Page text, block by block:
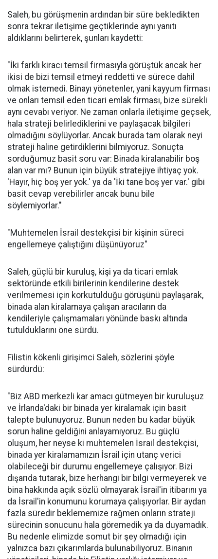
Saleh, bu görüşmenin ardından bir süre bekledikten
sonra tekrar iletişime geçtiklerinde aynı yanıtı
aldıklarını belirterek, şunları kaydetti:
"İki farklı kiracı temsil firmasıyla görüştük ancak her
ikisi de bizi temsil etmeyi reddetti ve sürece dahil
olmak istemedi. Binayı yönetenler, yani kayyum firması
ve onları temsil eden ticari emlak firması, bize sürekli
aynı cevabı veriyor. Ne zaman onlarla iletişime geçsek,
hala strateji belirlediklerini ve paylaşacak bilgileri
olmadığını söylüyorlar. Ancak burada tam olarak neyi
strateji haline getirdiklerini bilmiyoruz. Sonuçta
sorduğumuz basit soru var: Binada kiralanabilir boş
alan var mı? Bunun için büyük stratejiye ihtiyaç yok.
'Hayır, hiç boş yer yok.' ya da 'İki tane boş yer var.' gibi
basit cevap verebilirler ancak bunu bile
söylemiyorlar."
"Muhtemelen İsrail destekçisi bir kişinin süreci
engellemeye çalıştığını düşünüyoruz"
Saleh, güçlü bir kuruluş, kişi ya da ticari emlak
sektöründe etkili birilerinin kendilerine destek
verilmemesi için korkutulduğu görüşünü paylaşarak,
binada alan kiralamaya çalışan aracıların da
kendileriyle çalışmamaları yönünde baskı altında
tutulduklarını öne sürdü.
Filistin kökenli girişimci Saleh, sözlerini şöyle
sürdürdü:
"Biz ABD merkezli kar amacı gütmeyen bir kuruluşuz
ve İrlanda'daki bir binada yer kiralamak için basit
talepte bulunuyoruz. Bunun neden bu kadar büyük
sorun haline geldiğini anlayamıyoruz. Bu güçlü
oluşum, her neyse ki muhtemelen İsrail destekçisi,
binada yer kiralamamızın İsrail için utanç verici
olabileceği bir durumu engellemeye çalışıyor. Bizi
dışarıda tutarak, bize herhangi bir bilgi vermeyerek ve
bina hakkında açık sözlü olmayarak İsrail'in itibarını ya
da İsrail'in konumunu korumaya çalışıyorlar. Bir aydan
fazla süredir beklememize rağmen onların strateji
sürecinin sonucunu hala göremedik ya da duyamadık.
Bu nedenle elimizde somut bir şey olmadığı için
yalnızca bazı çıkarımlarda bulunabiliyoruz. Binanın